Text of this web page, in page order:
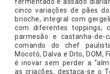
fermentado e assado
cinco variações de pães
brioche, integral com
com diferentes toppings,
parmesão e castanha-
comando do chef
Mocotó, Dalva e Dito, DOM,
é inovar sem perder a
as criações, destaca-se o